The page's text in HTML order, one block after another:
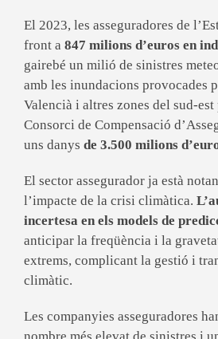
El 2023, les asseguradores de
front a 847 milions d’euros en
gairebé un milió de sinistres
amb les inundacions provocades
Valencià i altres zones del sud-
Consorci de Compensació
uns danys de 3.500 milions
El sector assegurador ja està
l’impacte de la crisi climàtica.
incertesa en els models de
anticipar la freqüència i la
extrems, complicant la gestió i
climàtic.
Les companyies asseguradores